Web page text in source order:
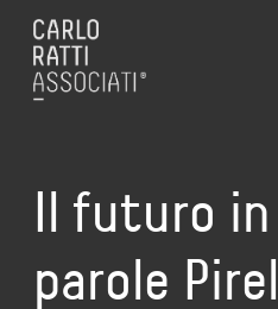
Il futuro
parole